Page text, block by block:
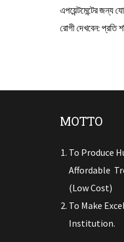
এপয়েন্টমেন্টের
রোগী দেখবেন: প্রতি
MOTTO
To Produce
Affordable
(low Cost)
To Make
Institution.